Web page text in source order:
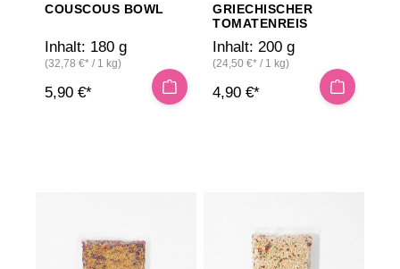
COUSCOUS BOWL
Inhalt: 180 g
(32,78 €* / 1 kg)
5,90 €*
GRIECHISCHER
TOMATENREIS
Inhalt: 200 g
(24,50 €* / 1 kg)
4,90 €*